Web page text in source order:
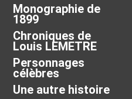
Monographie de
1899
Chroniques de
Louis LEMETRE
Personnages
célèbres
Une autre histoire